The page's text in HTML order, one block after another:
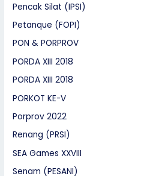
Pencak Silat (IPSI)
Petanque (FOPI)
PON & PORPROV
PORDA XIII 2018
PORDA XIII 2018
PORKOT KE-V
Porprov 2022
Renang (PRSI)
SEA Games XXVIII
Senam (PESANI)